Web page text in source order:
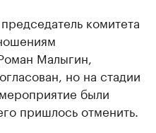
комитета
Малыгин,
но на стадии
были
пришлось отменить.